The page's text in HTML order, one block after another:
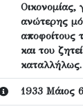
Οικονομίας,
ανώτερης
αποφοίτους
και του
καταλλήλως.
1933 Μάιος 6